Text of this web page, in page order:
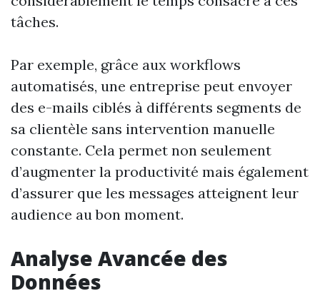
tâches.
Par exemple, grâce aux workflows
automatisés, une entreprise peut envoyer
des e-mails ciblés à différents segments de
sa clientèle sans intervention manuelle
constante. Cela permet non seulement
d’augmenter la productivité mais également
d’assurer que les messages atteignent leur
audience au bon moment.
Analyse Avancée des
Données